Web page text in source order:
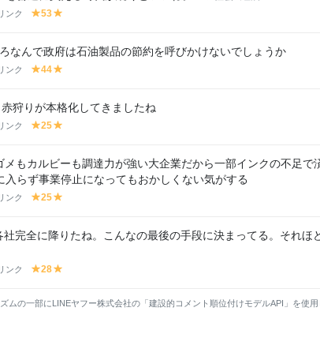
ンク
y
lo
w
53
lo
w
なんで政府は石油製品の節約を呼びかけないでしょうか
ンク
y
lo
w
44
lo
w
赤狩りが本格化してきましたね
ンク
y
lo
w
25
lo
w
メもカルビーも調達力が強い大企業だから一部インクの不足で
入らず事業停止になってもおかしくない気がする
ンク
y
lo
25
lo
社完全に降りたね。こんなの最後の手段に決まってる。それほ
ンク
y
lo
28
lo
ムの一部にLINEヤフー株式会社の「建設的コメント順位付けモデルAPI」を使用